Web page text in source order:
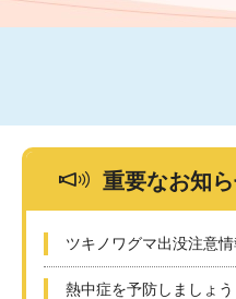
重要なお知
ツキノワグマ出没注意情
熱中症を予防しましょう